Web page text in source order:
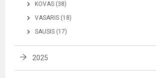
KOVAS (38)
VASARIS (18)
SAUSIS (17)
2025